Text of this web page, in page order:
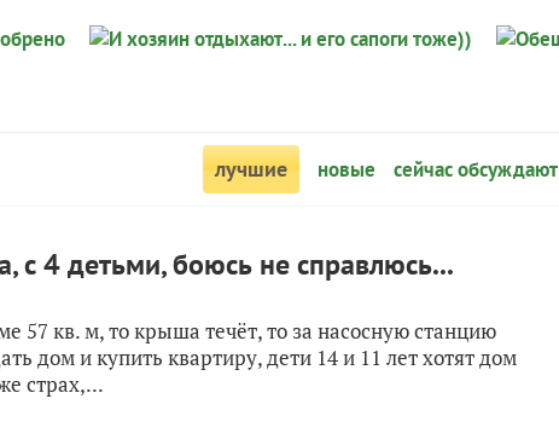
лучшие новые сейчас обсуждают
с 4 детьми, боюсь не справлюсь...
57 кв. м, то крыша течёт, то за насосную станцию
дом и купить квартиру, дети 14 и 11 лет хотят дом
страх,...